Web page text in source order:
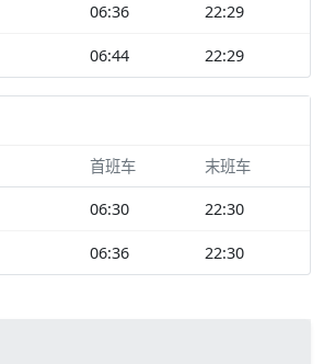
06:36 22:29
06:44 22:29
首班车 末班车
06:30 22:30
06:36 22:30